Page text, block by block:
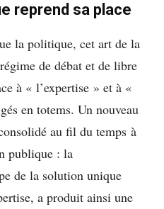
reprend sa place
la politique, cet art de la
de débat et de libre
à « l’expertise » et à «
en totems. Un nouveau
au fil du temps à
publique : la
de la solution unique
a produit ainsi une